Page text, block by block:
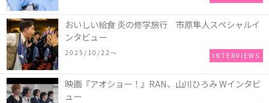
おいしい給食 炎の修学旅行 市原隼人スペシャルイ
ンタビュー
2025/10/22〜 INTERVIEWS
映画『アオショー！』RAN、山川ひろみ Wインタビ
ュー